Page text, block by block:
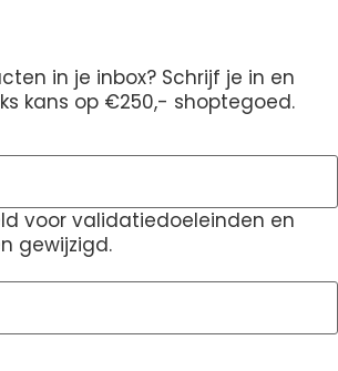
in je inbox? Schrijf je in en
kans op €250,- shoptegoed.
voor validatiedoeleinden en
gewijzigd.